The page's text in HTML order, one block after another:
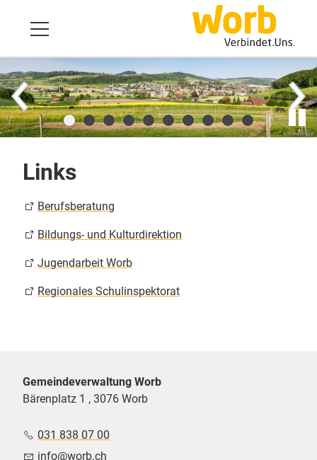
Links
Berufsberatung
Bildungs- und Kulturdirektion
Jugendarbeit Worb
Regionales Schulinspektorat
Gemeindeverwaltung Worb
Bärenplatz 1 , 3076 Worb
031 838 07 00
nf
w rb ch